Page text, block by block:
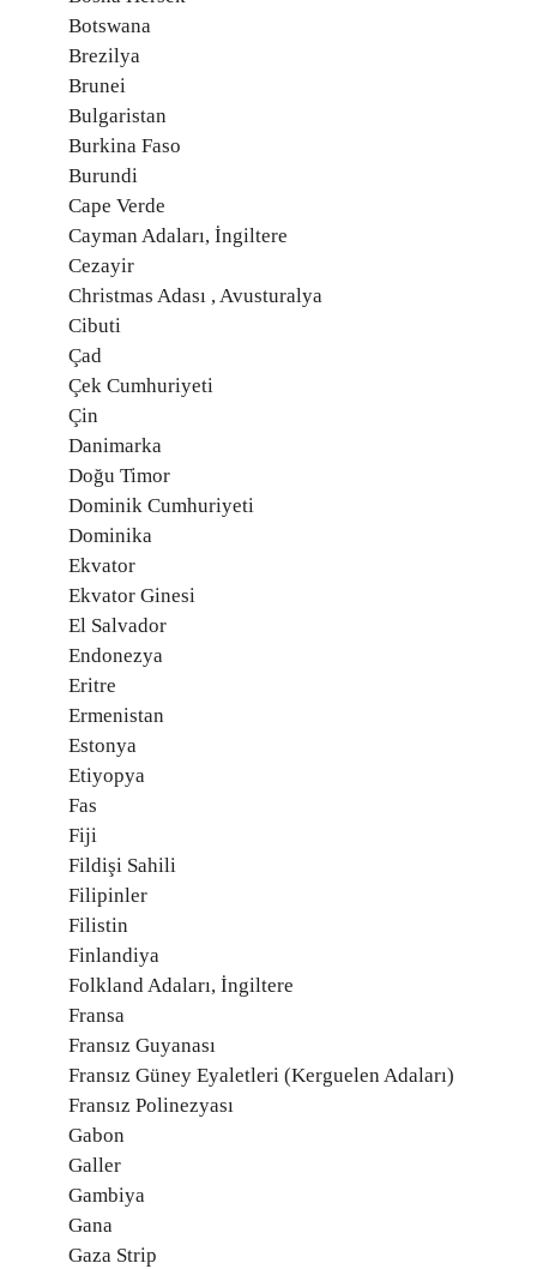
Botswana
Brezilya
Brunei
Bulgaristan
Burkina Faso
Burundi
Cape Verde
Cayman Adaları, İngiltere
Cezayir
Christmas Adası , Avusturalya
Cibuti
Çad
Çek Cumhuriyeti
Çin
Danimarka
Doğu Timor
Dominik Cumhuriyeti
Dominika
Ekvator
Ekvator Ginesi
El Salvador
Endonezya
Eritre
Ermenistan
Estonya
Etiyopya
Fas
Fiji
Fildişi Sahili
Filipinler
Filistin
Finlandiya
Folkland Adaları, İngiltere
Fransa
Fransız Guyanası
Fransız Güney Eyaletleri (Kerguelen Adaları)
Fransız Polinezyası
Gabon
Galler
Gambiya
Gana
Gaza Strip